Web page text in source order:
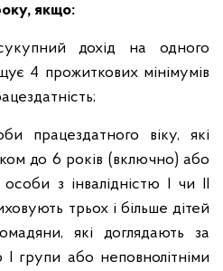
якщо:
дохід на одного
4 прожиткових мінімумів
працездатного віку, які
до 6 років (включно) або
з інвалідністю I чи II
трьох і більше дітей
які доглядають за
I групи або неповнолітніми